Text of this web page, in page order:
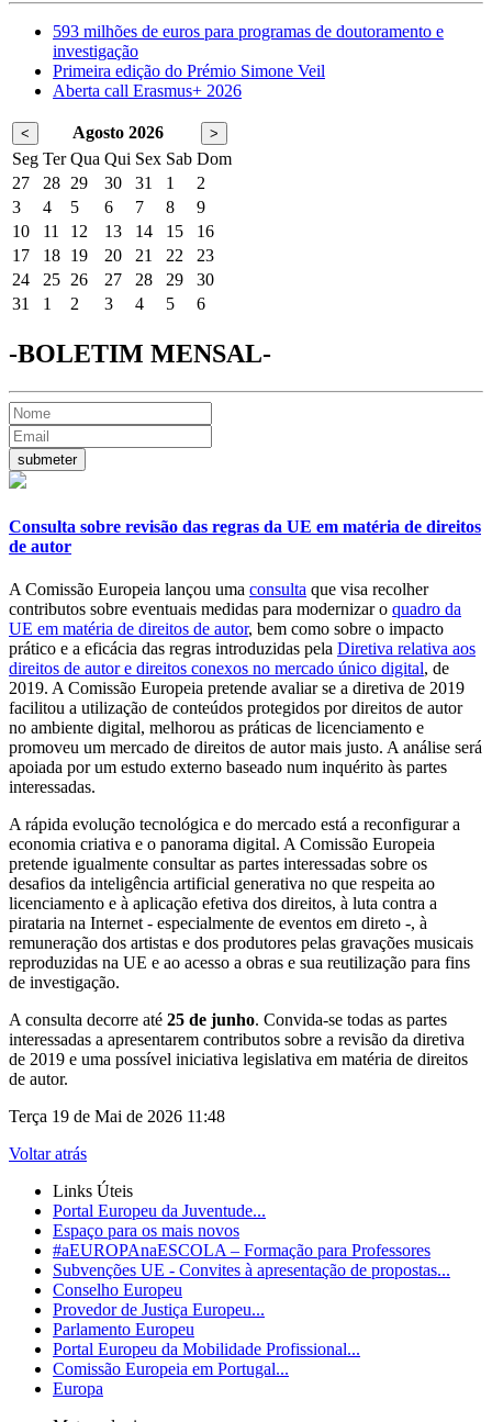
593 milhões de euros para programas de doutoramento e
investigação
Primeira edição do Prémio Simone Veil
Aberta call Erasmus+ 2026
< Agosto 2026 >
Seg Ter Qua Qui Sex Sab Dom
27
28 29 30 31 1
2
3
4 5 6 7 8
9
10
11 12 13 14 15
16
17
18 19 20 21 22
23
24
25 26 27 28 29
30
31
1 2 3 4 5 6
-BOLETIM MENSAL-
Consulta sobre revisão das regras da UE em matéria de direitos
de autor
A Comissão Europeia lançou uma consulta que visa recolher
contributos sobre eventuais medidas para modernizar o quadro da
UE em matéria de direitos de autor, bem como sobre o impacto
prático e a eficácia das regras introduzidas pela Diretiva relativa aos
direitos de autor e direitos conexos no mercado único digital, de
2019. A Comissão Europeia pretende avaliar se a diretiva de 2019
facilitou a utilização de conteúdos protegidos por direitos de autor
no ambiente digital, melhorou as práticas de licenciamento e
promoveu um mercado de direitos de autor mais justo. A análise será
apoiada por um estudo externo baseado num inquérito às partes
interessadas.
A rápida evolução tecnológica e do mercado está a reconfigurar a
economia criativa e o panorama digital. A Comissão Europeia
pretende igualmente consultar as partes interessadas sobre os
desafios da inteligência artificial generativa no que respeita ao
licenciamento e à aplicação efetiva dos direitos, à luta contra a
pirataria na Internet - especialmente de eventos em direto -, à
remuneração dos artistas e dos produtores pelas gravações musicais
reproduzidas na UE e ao acesso a obras e sua reutilização para fins
de investigação.
A consulta decorre até 25 de junho. Convida-se todas as partes
interessadas a apresentarem contributos sobre a revisão da diretiva
de 2019 e uma possível iniciativa legislativa em matéria de direitos
de autor.
Terça 19 de Mai de 2026 11:48
Voltar atrás
Links Úteis
Portal Europeu da Juventude...
Espaço para os mais novos
#aEUROPAnaESCOLA – Formação para Professores
Subvenções UE - Convites à apresentação de propostas...
Conselho Europeu
Provedor de Justiça Europeu...
Parlamento Europeu
Portal Europeu da Mobilidade Profissional...
Comissão Europeia em Portugal...
Europa